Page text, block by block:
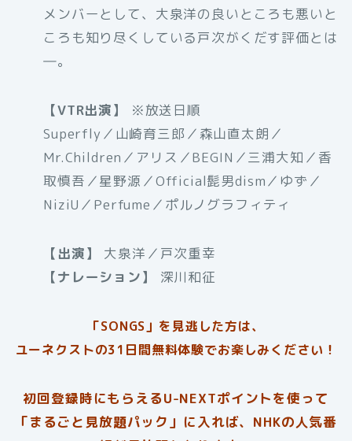
メンバーとして、大泉洋の良いところも悪いと
ころも知り尽くしている戸次がくだす評価とは
―。
【VTR出演】
※放送日順
Superfly／山崎育三郎／森山直太朗／
Mr.Children／アリス／BEGIN／三浦大知／香
取慎吾／星野源／Official髭男dism／ゆず／
NiziU／Perfume／ポルノグラフィティ
【出演】
大泉洋／戸次重幸
【ナレーション】
深川和征
「SONGS」を見逃した方は、
ユーネクストの31日間無料体験でお楽しみください！
初回登録時にもらえるU-NEXTポイントを使って
「まるごと見放題パック」に入れば、NHKの人気番